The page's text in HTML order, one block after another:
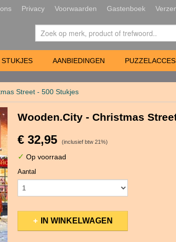
Privacy Voorwaarden Gastenboek
STUKJES AANBIEDINGEN
Street - 500 Stukjes
Wooden.City - Christmas
€ 32,95 (inclusief btw 21%)
✓ Op voorraad
Aantal
IN WINKELWAGEN